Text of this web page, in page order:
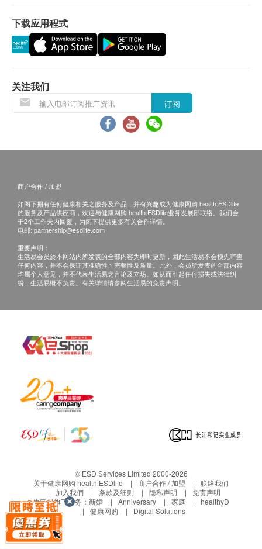
下载应用程式
关注我们
订阅
商户合作 / 加盟
如阁下拥有任何健康相关之服务及产品，并有兴趣成为健康网购 health.ESDlife
的服务及产品供应商，欢迎与健康网购 health.ESDlife业务发展部联络。我们会
于2个工作天内回覆，为阁下提供更多有关合作详情。
电邮: partnership@esdlife.com
重要声明：
生活易会员於本网站内所发表的全部内容为即时更新，因此生活易不会预先审查
任何内容，并不会保证其准确性丶完整性及质量。此外，会员所发表的全部内容
均属个人意见，并不代表生活易之言论及立场。如从而引起任何损失或法律纠
纷，生活易概不负责。有关详情请参阅生活易的免责声明。
© ESD Services Limited 2000-2026
关于健康网购 health.ESDlife
商户合作 / 加盟
联络我们
加入我們
条款及细则 隐私声明
免责声明
生活易旗下业务： 新婚 Anniversary 家庭
healthyD
健康网购
Digital Solutions